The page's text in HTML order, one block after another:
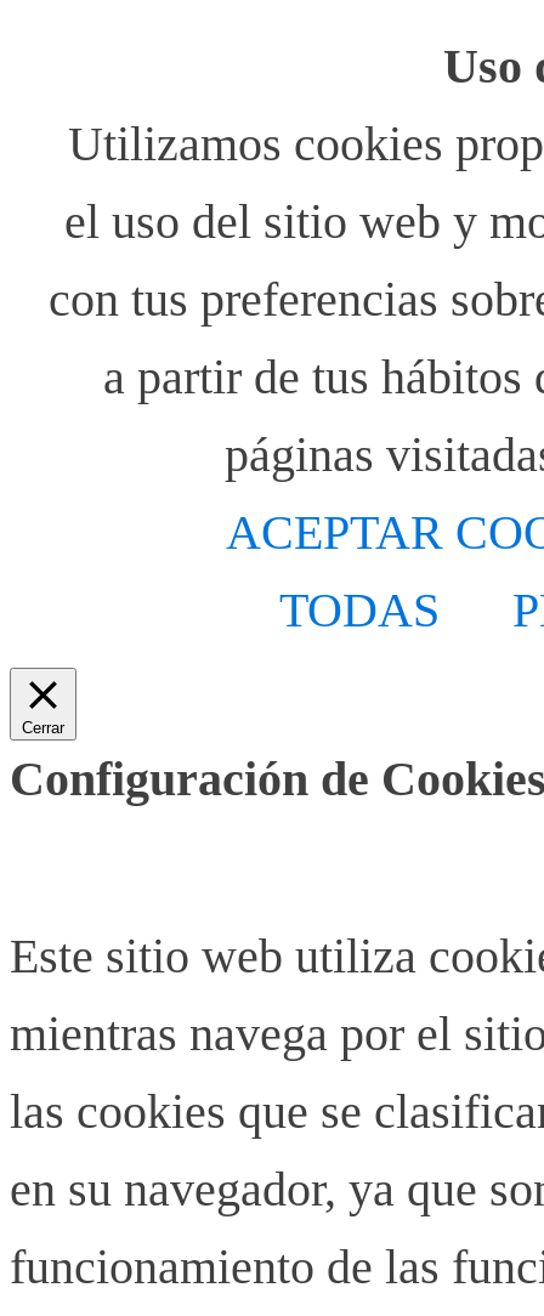
Uso
Utilizamos cookies
el uso del sitio web y
con tus preferencias
a partir de tus
páginas
ACEPTAR
TODAS
Cerrar
Configuración de
Este sitio web utiliza
mientras navega por el
las cookies que se
en su navegador, ya que
funcionamiento de las